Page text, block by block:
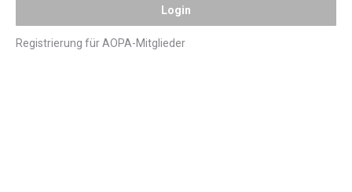
Registrierung für AOPA-Mitglieder